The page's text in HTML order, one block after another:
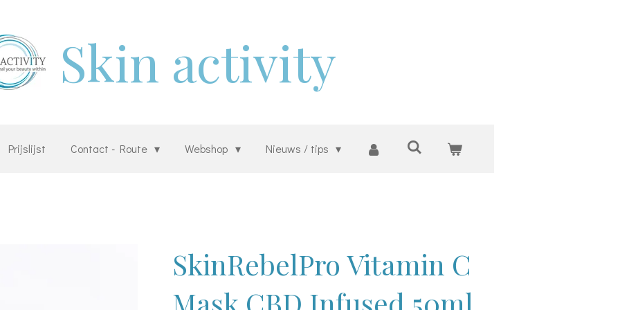
Skin activity
Prijslijst Contact - Route Webshop Nieuws / tips
SkinRebelPro Vitamin C
Mask CBD Infused 50ml